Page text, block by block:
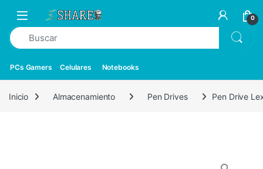
0
PCs Gamers Celulares Notebooks
Inicio Almacenamiento Pen Drives Pen Drive